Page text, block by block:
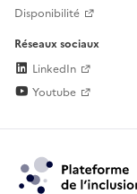
Disponibilité
Réseaux sociaux
LinkedIn
Youtube